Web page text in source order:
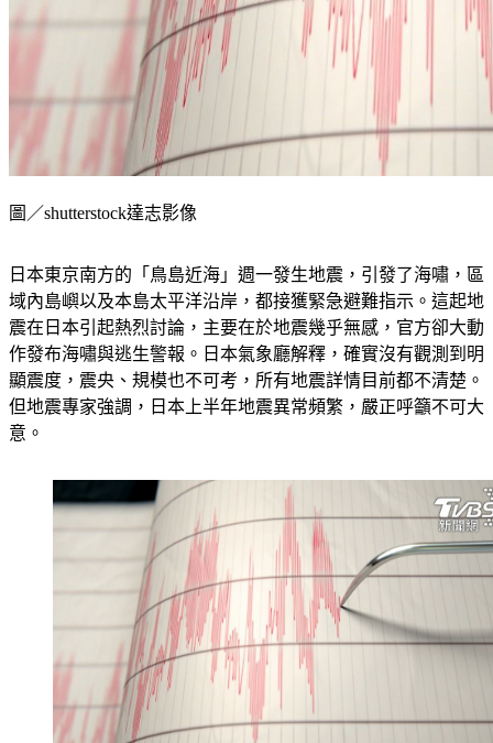
圖／shutterstock達志影像
日本東京南方的「鳥島近海」週一發生地震，引發了海嘯，區
域內島嶼以及本島太平洋沿岸，都接獲緊急避難指示。這起地
震在日本引起熱烈討論，主要在於地震幾乎無感，官方卻大動
作發布海嘯與逃生警報。日本氣象廳解釋，確實沒有觀測到明
顯震度，震央、規模也不可考，所有地震詳情目前都不清楚。
但地震專家強調，日本上半年地震異常頻繁，嚴正呼籲不可大
意。